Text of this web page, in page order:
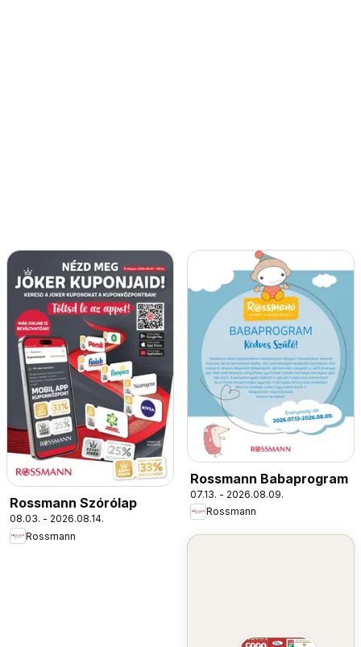
Rossmann Szórólap
08.03. - 2026.08.14.
Rossmann
Rossmann Babaprogram
07.13. - 2026.08.09.
Rossmann